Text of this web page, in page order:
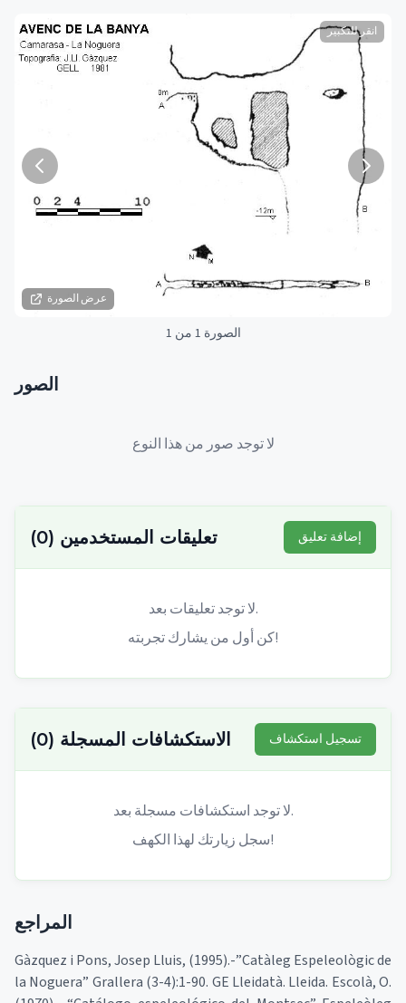
عرض الصورة
انقر للتكبير
الصورة 1 من 1
الصور
لا توجد صور من هذا النوع
تعليقات المستخدمين (
0
) إضافة تعليق
لا توجد تعليقات بعد.
كن أول من يشارك تجربته!
الاستكشافات المسجلة (
0
) تسجيل استكشاف
لا توجد استكشافات مسجلة بعد.
سجل زيارتك لهذا الكهف!
المراجع
Gàzquez i Pons, Josep Lluis, (1995).-”Catàleg Espeleològic de
la Noguera” Grallera (3-4):1-90. GE Lleidatà. Lleida. Escolà, O.